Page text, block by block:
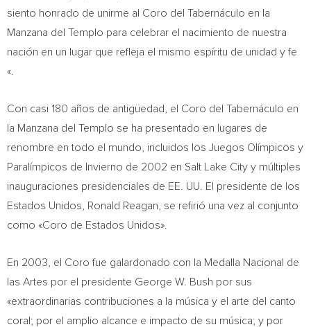
siento honrado de unirme al Coro del Tabernáculo en la
Manzana del Templo para celebrar el nacimiento de nuestra
nación en un lugar que refleja el mismo espíritu de unidad y fe
«.
Con casi 180 años de antigüedad, el Coro del Tabernáculo en
la Manzana del Templo se ha presentado en lugares de
renombre en todo el mundo, incluidos los Juegos Olímpicos y
Paralímpicos de Invierno de 2002 en Salt Lake City y múltiples
inauguraciones presidenciales de EE. UU. El presidente de los
Estados Unidos, Ronald Reagan, se refirió una vez al conjunto
como «Coro de Estados Unidos».
En 2003, el Coro fue galardonado con la Medalla Nacional de
las Artes por el presidente George W. Bush por sus
«extraordinarias contribuciones a la música y el arte del canto
coral; por el amplio alcance e impacto de su música; y por